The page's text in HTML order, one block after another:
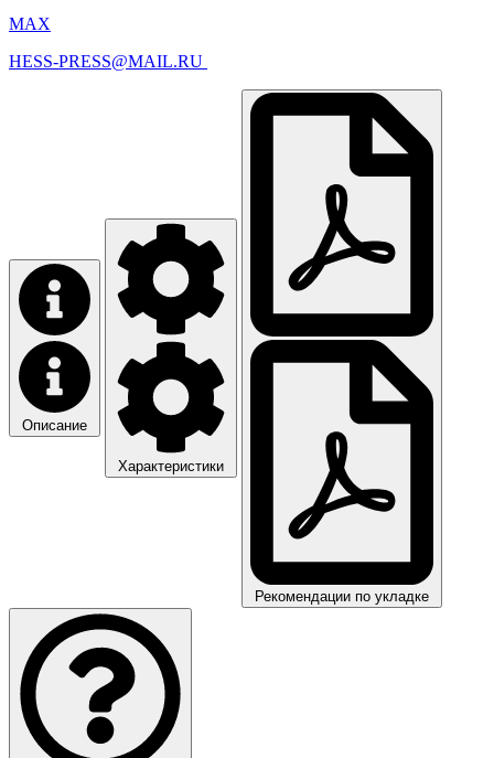
MAX
HESS-PRESS@MAIL.RU
Описание
Характеристики
Рекомендации по укладке